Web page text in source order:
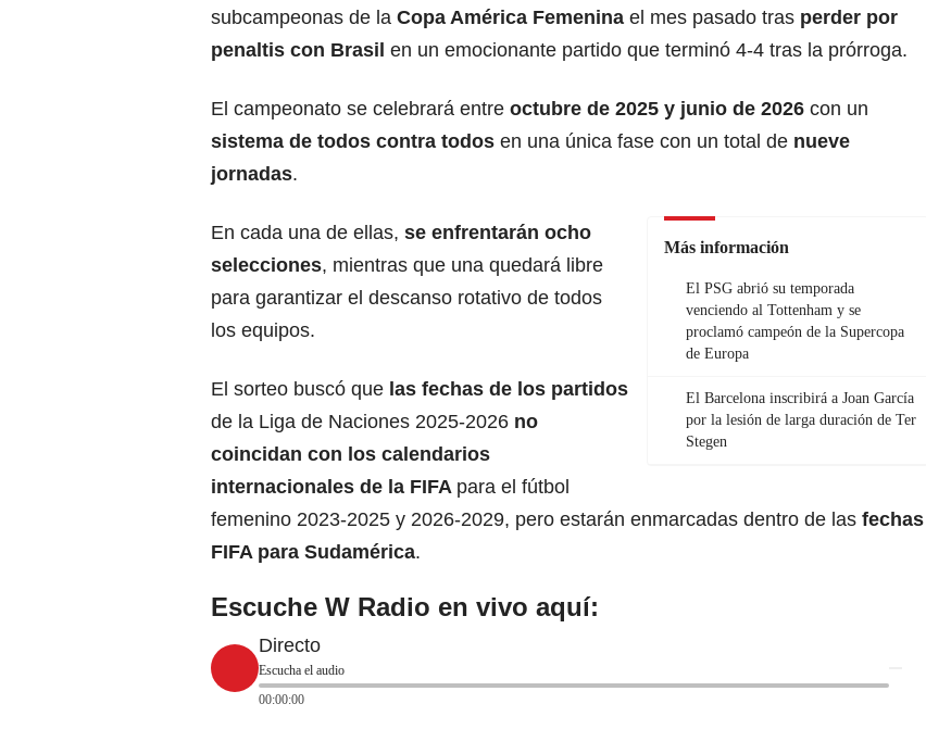
subcampeonas de la Copa América Femenina el mes pasado tras perder por
penaltis con Brasil en un emocionante partido que terminó 4-4 tras la prórroga.
El campeonato se celebrará entre octubre de 2025 y junio de 2026 con un
sistema de todos contra todos en una única fase con un total de nueve
jornadas.
Más información
El PSG abrió su temporada
venciendo al Tottenham y se
proclamó campeón de la Supercopa
de Europa
El Barcelona inscribirá a Joan García
por la lesión de larga duración de Ter
Stegen
En cada una de ellas, se enfrentarán ocho
selecciones, mientras que una quedará libre
para garantizar el descanso rotativo de todos
los equipos.
El sorteo buscó que las fechas de los partidos
de la Liga de Naciones 2025-2026 no
coincidan con los calendarios
internacionales de la FIFA para el fútbol
femenino 2023-2025 y 2026-2029, pero estarán enmarcadas dentro de las fechas
FIFA para Sudamérica.
Escuche W Radio en vivo aquí:
Directo
Escucha el audio
00:00:00